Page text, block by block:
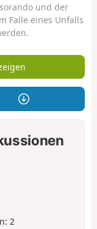
und der
Falle eines Unfalls
2